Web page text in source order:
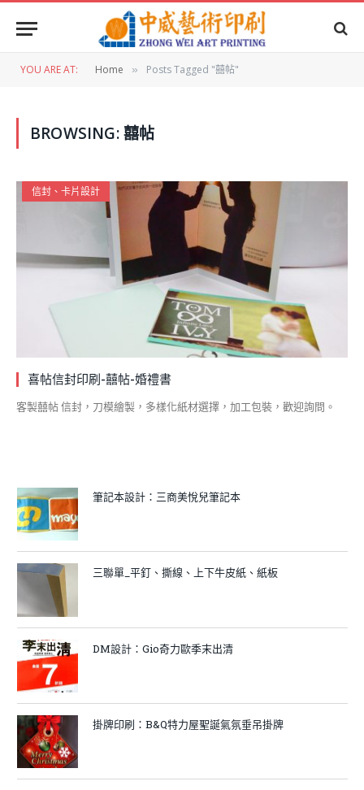
YOU ARE AT: Home » Posts Tagged "囍帖"
BROWSING:囍帖
信封、卡片設計
喜帖信封印刷-囍帖-婚禮書
客製囍帖 信封，刀模繪製，多樣化紙材選擇，加工包裝，歡迎詢問。
筆記本設計：三商美悅兒筆記本
三聯單_平釘、撕線、上下牛皮紙、紙板
DM設計：Gio奇力歐季末出清
掛牌印刷：B&Q特力屋聖誕氣氛垂吊掛牌